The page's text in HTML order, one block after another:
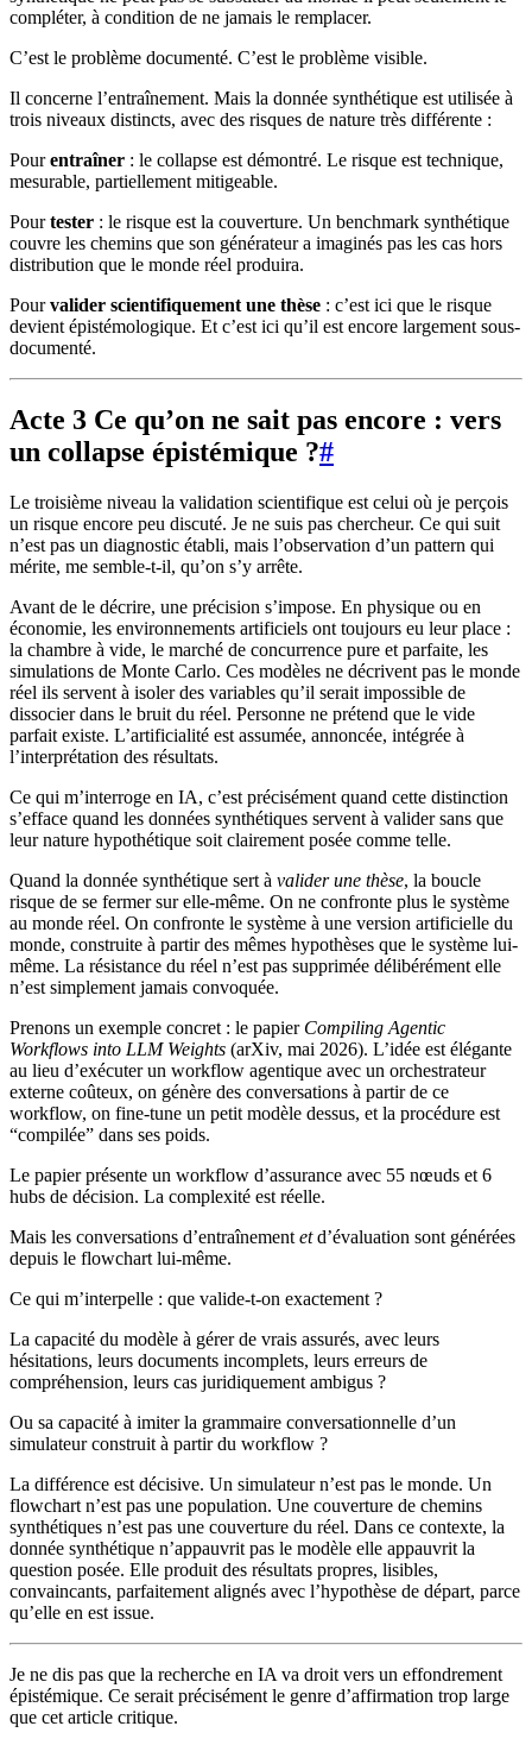
compléter, à condition de ne jamais le remplacer.
C’est le problème documenté. C’est le problème visible.
Il concerne l’entraînement. Mais la donnée synthétique est utilisée à
trois niveaux distincts, avec des risques de nature très différente :
Pourentraîner : le collapse est démontré. Le risque est technique,
mesurable, partiellement mitigeable.
Pourtester : le risque est la couverture. Un benchmark synthétique
couvre les chemins que son générateur a imaginés pas les cas hors
distribution que le monde réel produira.
Pourvalider scientifiquement une thèse : c’est ici que le risque
devient épistémologique. Et c’est ici qu’il est encore largement sous-
documenté.
Acte 3 Ce qu’on ne sait pas encore : vers
un collapse épistémique ?#
Le troisième niveau la validation scientifique est celui où je perçois
un risque encore peu discuté. Je ne suis pas chercheur. Ce qui suit
n’est pas un diagnostic établi, mais l’observation d’un pattern qui
mérite, me semble-t-il, qu’on s’y arrête.
Avant de le décrire, une précision s’impose. En physique ou en
économie, les environnements artificiels ont toujours eu leur place :
la chambre à vide, le marché de concurrence pure et parfaite, les
simulations de Monte Carlo. Ces modèles ne décrivent pas le monde
réel ils servent à isoler des variables qu’il serait impossible de
dissocier dans le bruit du réel. Personne ne prétend que le vide
parfait existe. L’artificialité est assumée, annoncée, intégrée à
l’interprétation des résultats.
Ce qui m’interroge en IA, c’est précisément quand cette distinction
s’efface quand les données synthétiques servent à valider sans que
leur nature hypothétique soit clairement posée comme telle.
Quand la donnée synthétique sert à valider une thèse, la boucle
risque de se fermer sur elle-même. On ne confronte plus le système
au monde réel. On confronte le système à une version artificielle du
monde, construite à partir des mêmes hypothèses que le système lui-
même. La résistance du réel n’est pas supprimée délibérément elle
n’est simplement jamais convoquée.
Prenons un exemple concret : le papier Compiling Agentic
Workflows into LLM Weights (arXiv, mai 2026). L’idée est élégante
au lieu d’exécuter un workflow agentique avec un orchestrateur
externe coûteux, on génère des conversations à partir de ce
workflow, on fine-tune un petit modèle dessus, et la procédure est
“compilée” dans ses poids.
Le papier présente un workflow d’assurance avec 55 nœuds et 6
hubs de décision. La complexité est réelle.
Mais les conversations d’entraînement etd’évaluation sont générées
depuis le flowchart lui-même.
Ce qui m’interpelle : que valide-t-on exactement ?
La capacité du modèle à gérer de vrais assurés, avec leurs
hésitations, leurs documents incomplets, leurs erreurs de
compréhension, leurs cas juridiquement ambigus ?
Ou sa capacité à imiter la grammaire conversationnelle d’un
simulateur construit à partir du workflow ?
La différence est décisive. Un simulateur n’est pas le monde. Un
flowchart n’est pas une population. Une couverture de chemins
synthétiques n’est pas une couverture du réel. Dans ce contexte, la
donnée synthétique n’appauvrit pas le modèle elle appauvrit la
question posée. Elle produit des résultats propres, lisibles,
convaincants, parfaitement alignés avec l’hypothèse de départ, parce
qu’elle en est issue.
Je ne dis pas que la recherche en IA va droit vers un effondrement
épistémique. Ce serait précisément le genre d’affirmation trop large
que cet article critique.